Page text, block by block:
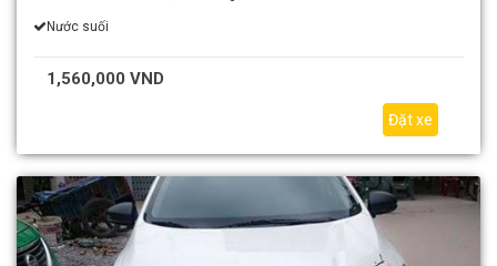
Nước suối
1,560,000 VND
Đặt xe